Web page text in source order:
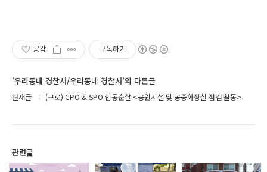
공감 구독하기
'우리동네 경찰서/우리동네 경찰서'의 다른글
현재글 (구로) CPO & SPO 합동순찰 <공원시설 및 공중화장실 점검 활동>
관련글